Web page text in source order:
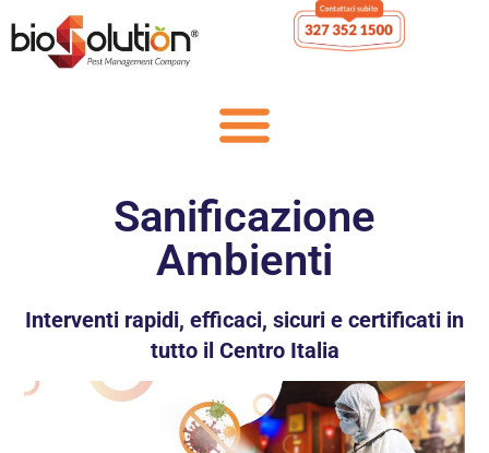
Sanificazione
Ambienti
Interventi rapidi, efficaci, sicuri e certificati in
tutto il Centro Italia